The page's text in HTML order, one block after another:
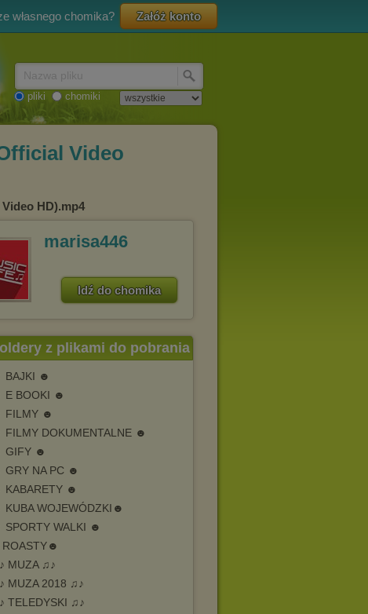
własnego chomika? Załóż konto
pliki chomiki
Video
HD).mp4
marisa446
Idź do chomika
z plikami do pobrania
BAJKI ☻
E BOOKI ☻
FILMY ☻
FILMY DOKUMENTALNE ☻
GIFY ☻
GRY NA PC ☻
KABARETY ☻
KUBA WOJEWÓDZKI☻
SPORTY WALKI ☻
MUZA ♫♪
MUZA 2018 ♫♪
TELEDYSKI ♫♪